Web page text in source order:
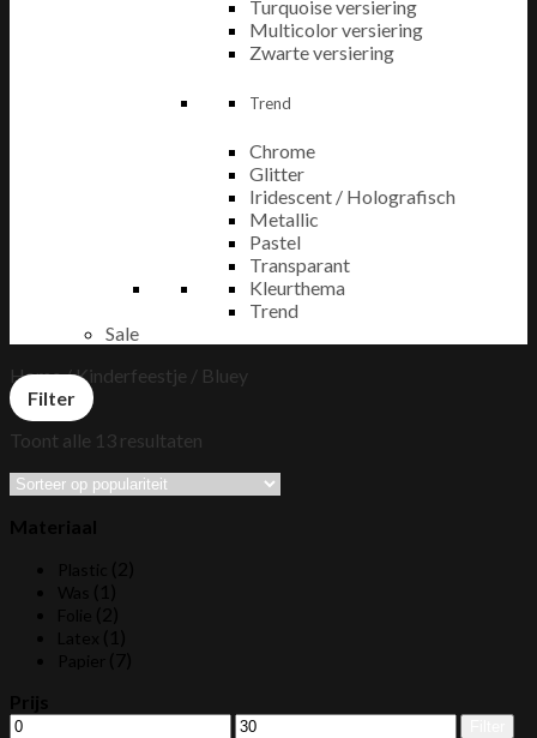
Turquoise versiering
Multicolor versiering
Zwarte versiering
Trend
Chrome
Glitter
Iridescent / Holografisch
Metallic
Pastel
Transparant
Kleurthema
Trend
Sale
Home/Kinderfeestje / Bluey
Filter
Toont alle 13 resultaten
populariteit
Min.
Max.